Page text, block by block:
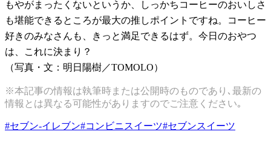
もやがまったくないというか、しっかちコーヒーのおいしさ
も堪能できるところが最大の推しポイントですね。コーヒー
好きのみなさんも、きっと満足できるはず。今日のおやつ
は、これに決まり？
（写真・文：明日陽樹／TOMOLO）
※本記事の情報は執筆時または公開時のものであり､最新の
情報とは異なる可能性がありますのでご注意ください｡
#セブン-イレブン#コンビニスイーツ#セブンスイーツ